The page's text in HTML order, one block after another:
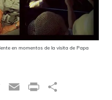
en momentos de la visita de Papa
CopyEmailPrint